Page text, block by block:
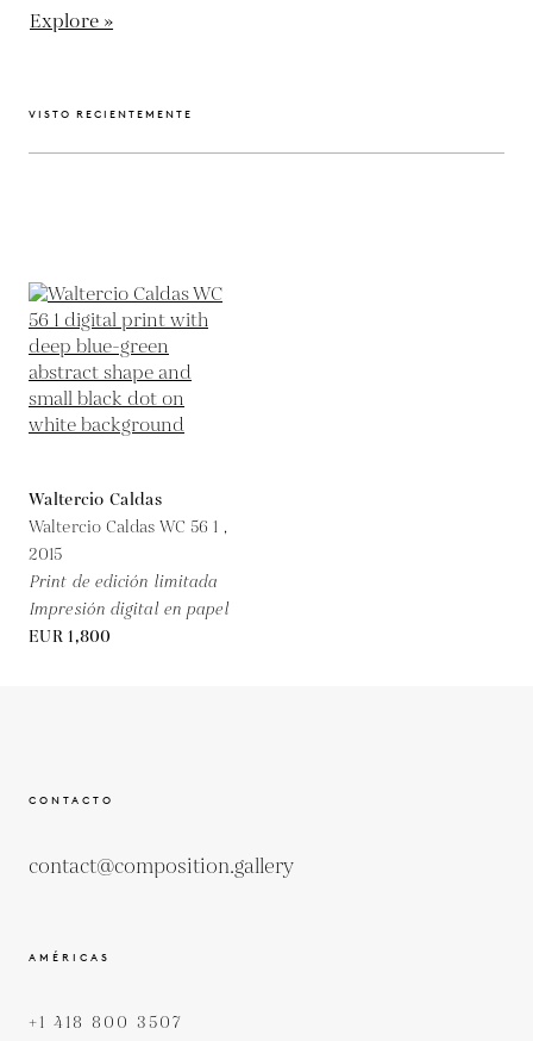
Explore »
VISTO RECIENTEMENTE
Waltercio Caldas
Waltercio Caldas WC 56 1 ,
2015
Print de edición limitada
Impresión digital en papel
EUR 1,800
CONTACTO
contact@composition.gallery
AMÉRICAS
+1 418 800 3507